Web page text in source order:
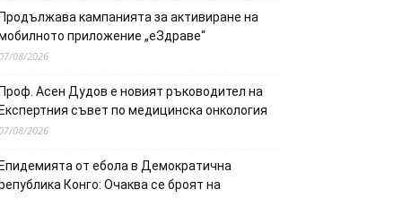
кампанията за активиране на
приложение „еЗдраве“
08/2026
Асен Дудов е новият ръководител на
съвет по медицинска онкология
08/2026
от ебола в Демократична
Конго: Очаква се броят на